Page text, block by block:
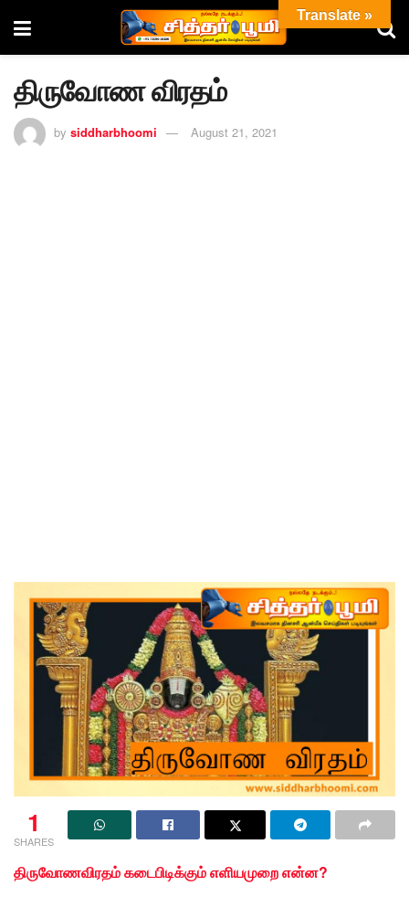
திருவோண விரதம்
by siddharbhoomi August 21, 2021
1
SHARES
திருவோணவிரதம் கடைபிடிக்கும் எளியமுறை என்ன?
Translate »